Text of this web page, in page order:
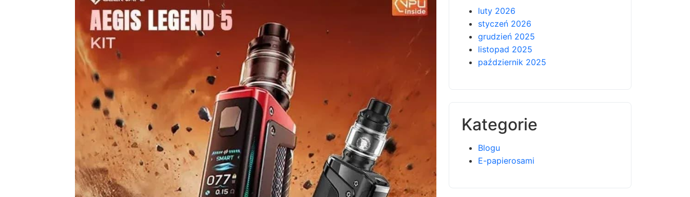
luty 2026
styczeń 2026
grudzień 2025
listopad 2025
październik 2025
Kategorie
Blogu
E-papierosami